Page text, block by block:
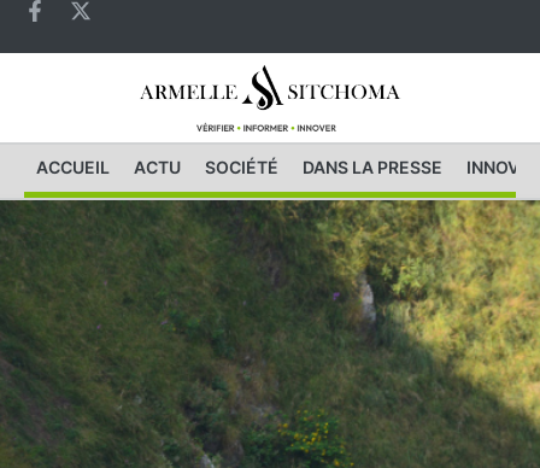
ACCUEIL ACTU SOCIÉTÉ DANS LA PRESSE